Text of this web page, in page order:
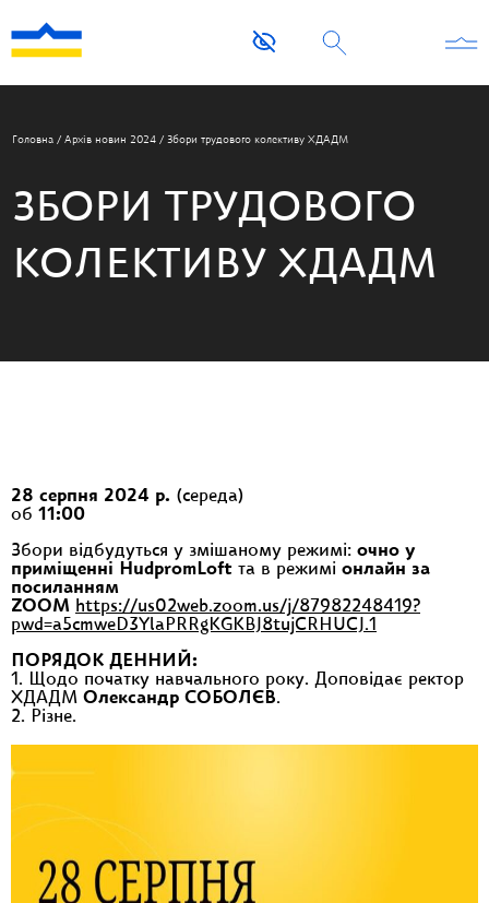
Головна / Архів новин 2024 / Збори трудового колективу ХДАДМ
ЗБОРИ ТРУДОВОГО
КОЛЕКТИВУ ХДАДМ
28 серпня 2024 р. (середа)
об 11:00
Збори відбудуться у змішаному режимі: очно у
приміщенні HudpromLoft та в режимі онлайн за
посиланням
ZOOM https://us02web.zoom.us/j/87982248419?
pwd=a5cmweD3YlaPRRgKGKBJ8tujCRHUCJ.1
ПОРЯДОК ДЕННИЙ:
1. Щодо початку навчального року. Доповідає ректор
ХДАДМ Олександр СОБОЛЄВ.
2. Різне.